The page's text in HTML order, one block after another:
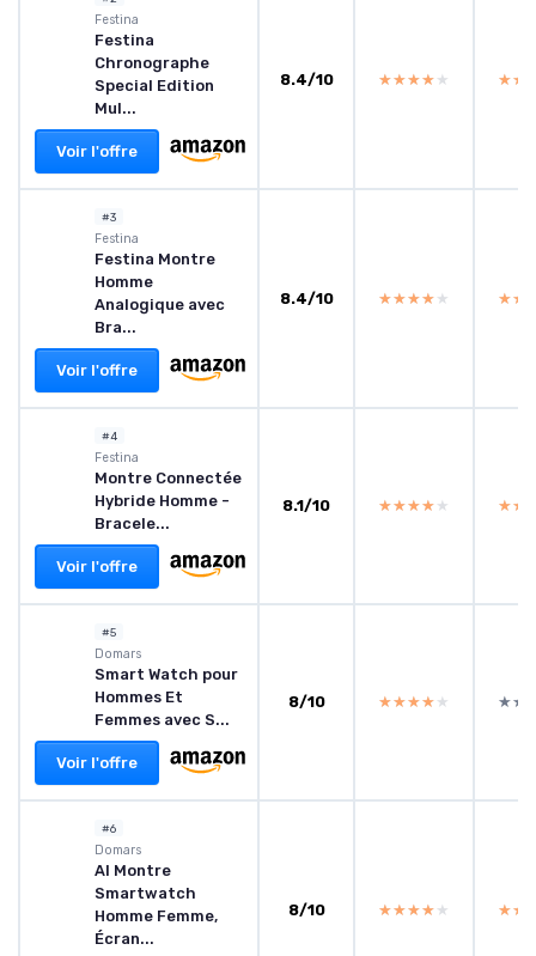
Festina
Festina
Chronographe
Special Edition
Mul...
Voir l'offre
8.4/10 ★★★★★
★★★★★
#3
Festina
Festina Montre
Homme
Analogique avec
Bra...
Voir l'offre
8.4/10 ★★★★★
★★★★★
#4
Festina
Montre Connectée
Hybride Homme -
Bracele...
Voir l'offre
8.1/10 ★★★★★
★★★★★
#5
Domars
Smart Watch pour
Hommes Et
Femmes avec S...
Voir l'offre
8/10 ★★★★★
★★★★★
#6
Domars
AI Montre
Smartwatch
Homme Femme,
Écran...
8/10 ★★★★★
★★★★★